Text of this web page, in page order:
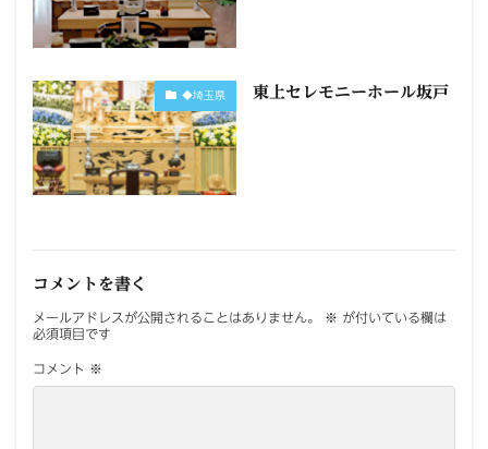
◆埼玉県 東上セレモニーホール坂戸
コメントを書く
メールアドレスが公開されることはありません。 ※ が付いている欄は
必須項目です
コメント ※